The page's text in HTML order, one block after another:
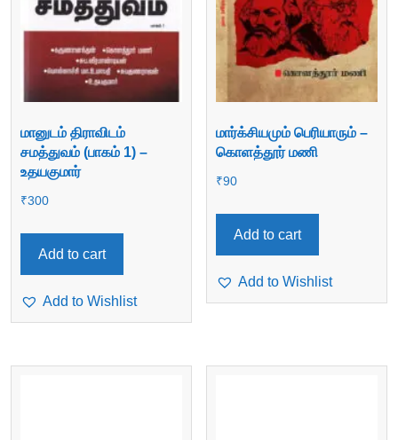
மானுடம் திராவிடம்
சமத்துவம் (பாகம் 1) –
உதயகுமார்
₹300
Add to cart
Add to Wishlist
மார்க்சியமும் பெரியாரும் –
கொளத்தூர் மணி
₹90
Add to cart
Add to Wishlist